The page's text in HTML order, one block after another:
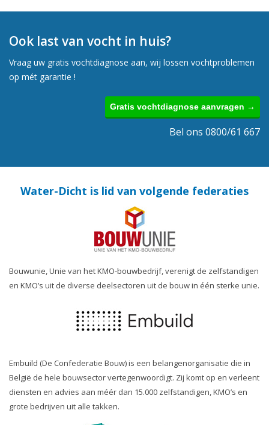
Ook last van vocht in huis?
Vraag uw gratis vochtdiagnose aan, wij lossen vochtproblemen
op mét garantie !
Gratis vochtdiagnose aanvragen →
Bel ons 0800/61 667
Water-Dicht is lid van volgende federaties
Bouwunie, Unie van het KMO-bouwbedrijf, verenigt de zelfstandigen
en KMO’s uit de diverse deelsectoren uit de bouw in één sterke unie.
Embuild (De Confederatie Bouw) is een belangenorganisatie die in
België de hele bouwsector vertegenwoordigt. Zij komt op en verleent
diensten en advies aan méér dan 15.000 zelfstandigen, KMO’s en
grote bedrijven uit alle takken.